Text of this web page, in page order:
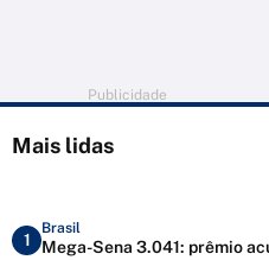
Publicidade
Mais lidas
1
Brasil
Mega-Sena 3.041: prêmio